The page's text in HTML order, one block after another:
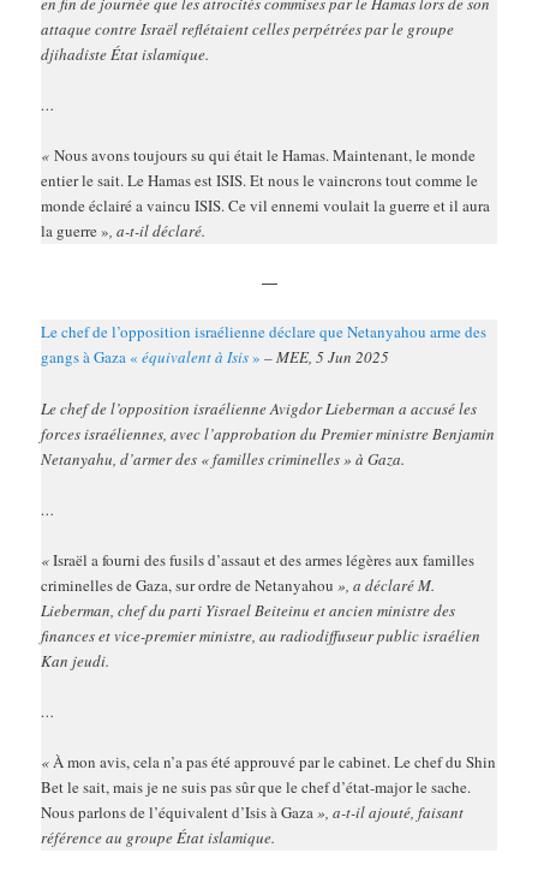
attaque contre Israël reflétaient celles perpétrées par le groupe
djihadiste État islamique.
…
«Nous avons toujours su qui était le Hamas. Maintenant, le monde
entier le sait. Le Hamas est ISIS. Et nous le vaincrons tout comme le
monde éclairé a vaincu ISIS. Ce vil ennemi voulait la guerre et il aura
la guerre », a-t-il déclaré.
—
Le chef de l’opposition israélienne déclare que Netanyahou arme des
gangs à Gaza «équivalent à Isis» – MEE, 5 Jun 2025
Le chef de l’opposition israélienne Avigdor Lieberman a accusé les
forces israéliennes, avec l’approbation du Premier ministre Benjamin
Netanyahu, d’armer des « familles criminelles » à Gaza.
…
«Israël a fourni des fusils d’assaut et des armes légères aux familles
criminelles de Gaza, sur ordre de Netanyahou », a déclaré M.
Lieberman, chef du parti Yisrael Beiteinu et ancien ministre des
finances et vice-premier ministre, au radiodiffuseur public israélien
Kan jeudi.
…
«À mon avis, cela n’a pas été approuvé par le cabinet. Le chef du Shin
Bet le sait, mais je ne suis pas sûr que le chef d’état-major le sache.
Nous parlons de l’équivalent d’Isis à Gaza», a-t-il ajouté, faisant
référence au groupe État islamique.